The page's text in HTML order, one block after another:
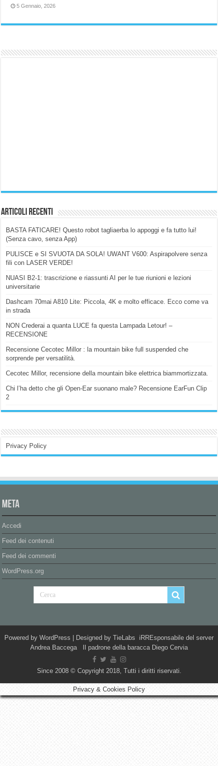
5 Gennaio, 2026
Articoli Recenti
BASTA FATICARE! Questo robot tagliaerba lo appoggi e fa tutto lui!
(Senza cavo, senza App)
PULISCE e SI SVUOTA DA SOLA! UWANT V600: Aspirapolvere senza
fili con LASER VERDE!
NUASI B2-1: trascrizione e riassunti AI per le tue riunioni e lezioni
universitarie
Dashcam 70mai A810 Lite: Piccola, 4K e molto efficace. Ecco come va
in strada
NON Crederai a quanta LUCE fa questa Lampada Letour! –
RECENSIONE
Recensione Cecotec Millor : la mountain bike full suspended che
sorprende per versatilità.
Cecotec Millor, recensione della mountain bike elettrica biammortizzata.
Chi l’ha detto che gli Open-Ear suonano male? Recensione EarFun Clip
2
Privacy Policy
Meta
Accedi
Feed dei contenuti
Feed dei commenti
WordPress.org
Powered by WordPress | Designed by TieLabs iRREsponsabile del server
Andrea Baccega Il padrone della baracca Diego Cervia
Since 2008 © Copyright 2018, Tutti i diritti riservati.
Privacy & Cookies Policy